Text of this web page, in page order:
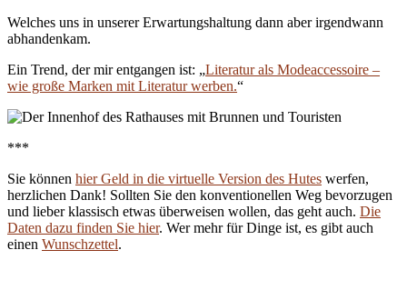
Welches uns in unserer Erwartungshaltung dann aber irgendwann
abhandenkam.
Ein Trend, der mir entgangen ist: „Literatur als Modeaccessoire –
wie große Marken mit Literatur werben.“
***
Sie können hier Geld in die virtuelle Version des Hutes werfen,
herzlichen Dank! Sollten Sie den konventionellen Weg bevorzugen
und lieber klassisch etwas überweisen wollen, das geht auch. Die
Daten dazu finden Sie hier. Wer mehr für Dinge ist, es gibt auch
einen Wunschzettel.